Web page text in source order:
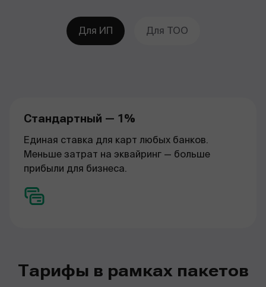
Для ИП Для ТОО
Стандартный — 1%
Единая ставка для карт любых банков.
Меньше затрат на эквайринг — больше
прибыли для бизнеса.
Тарифы в рамках пакетов